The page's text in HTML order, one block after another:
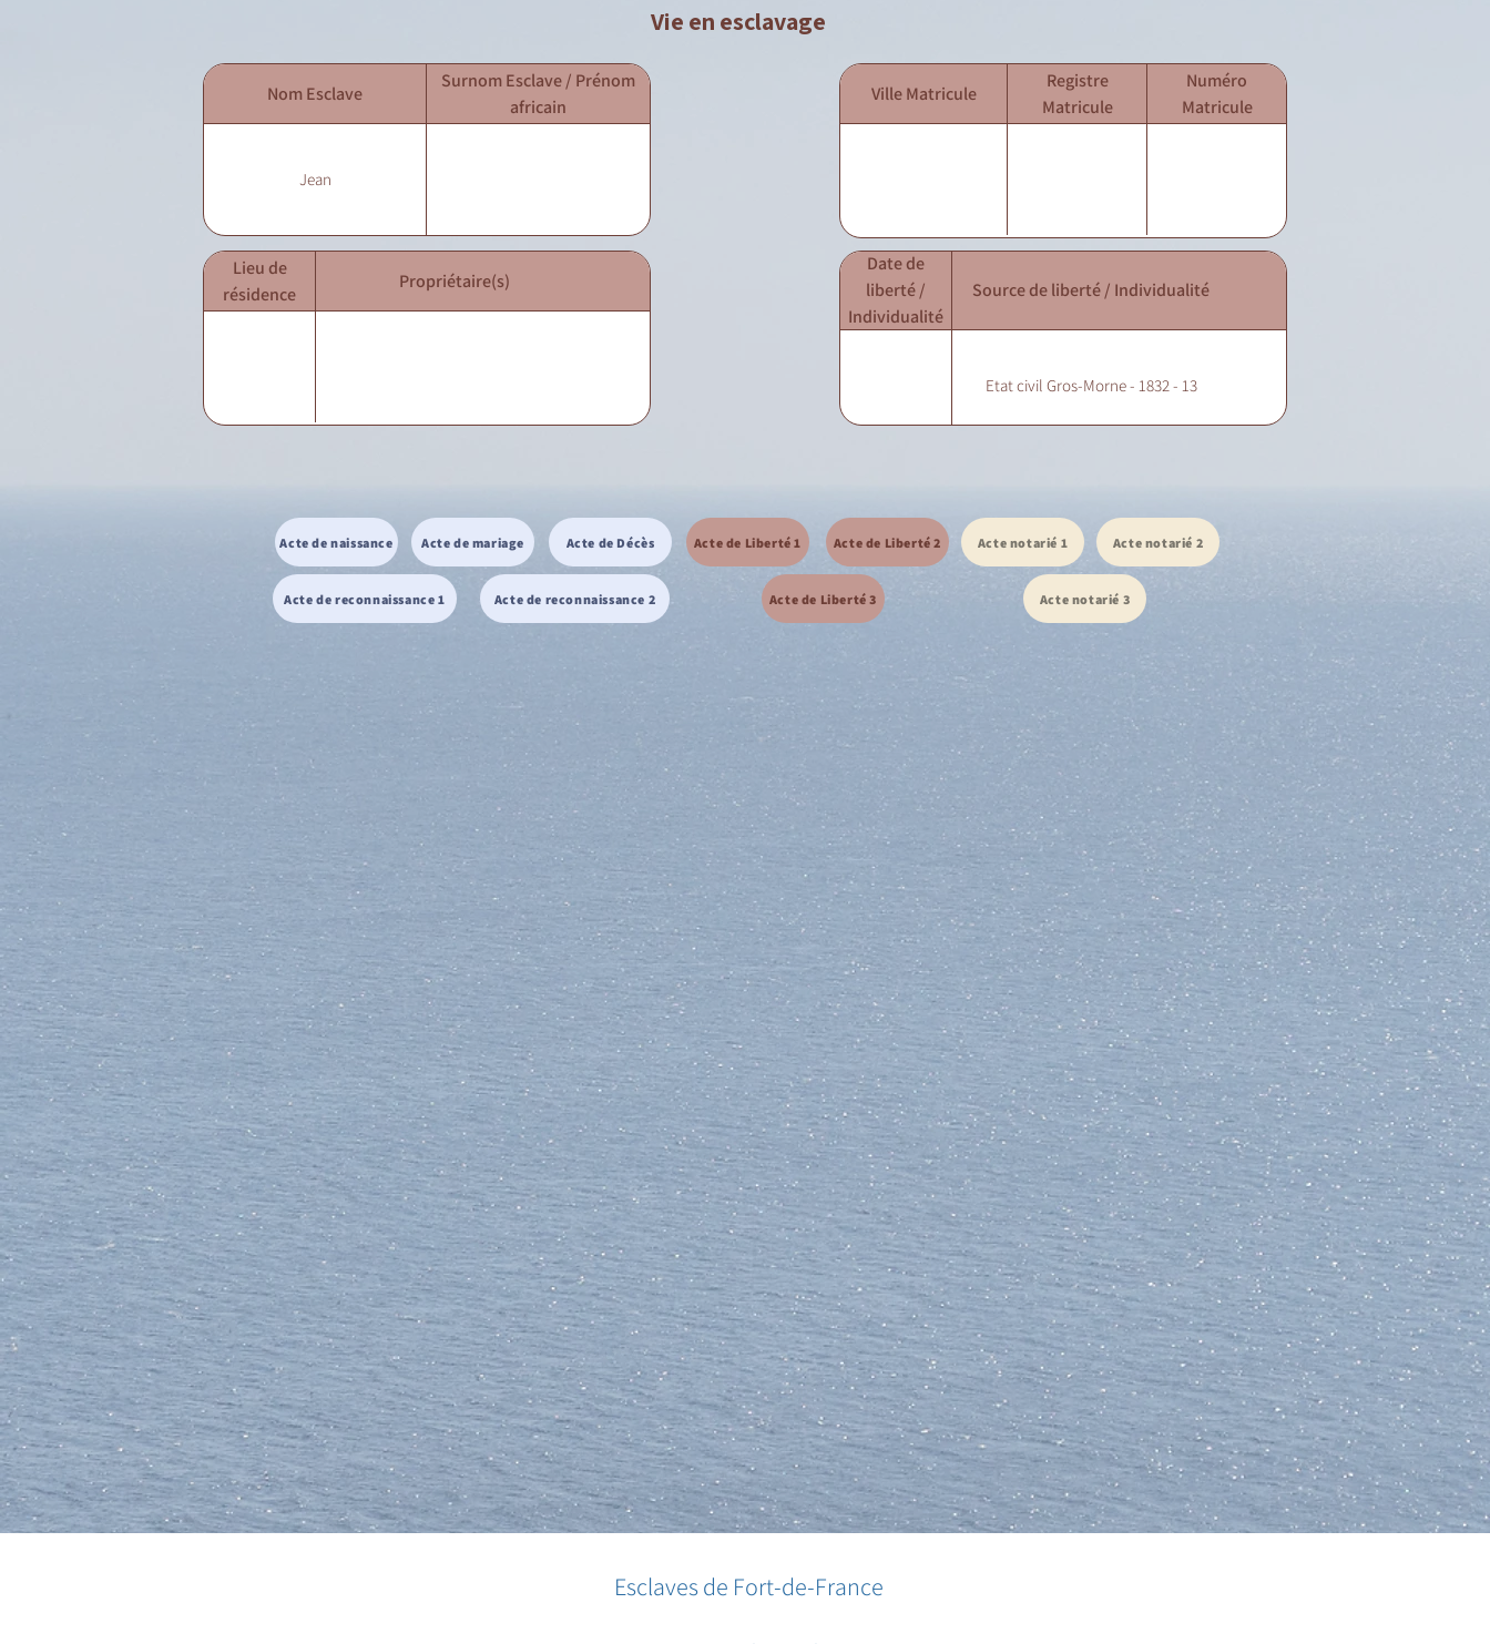
Vie en esclavage
Nom Esclave
Surnom Esclave / Prénom
africain
Jean
Ville Matricule
Registre
Matricule
Numéro
Matricule
Lieu de
résidence
Propriétaire(s)
Date de
liberté /
Individualité
Source de liberté / Individualité
Etat civil Gros-Morne - 1832 - 13
Acte de naissance Acte de mariage Acte de Décès
Acte de reconnaissance 1 Acte de reconnaissance 2
Acte de Liberté 1 Acte de Liberté 2
Acte de Liberté 3
Acte notarié 1 Acte notarié 2
Acte notarié 3
Esclaves de Fort-de-France